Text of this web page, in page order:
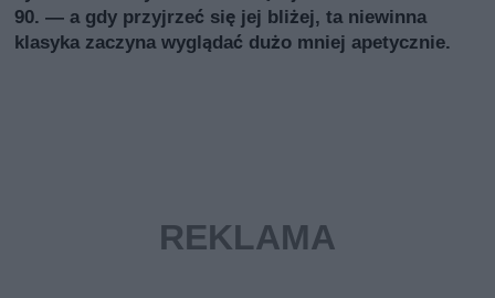
90. — a gdy przyjrzeć się jej bliżej, ta niewinna
klasyka zaczyna wyglądać dużo mniej apetycznie.